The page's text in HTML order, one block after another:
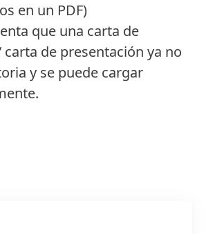
en un PDF)
que una carta de
de presentación ya no
y se puede cargar